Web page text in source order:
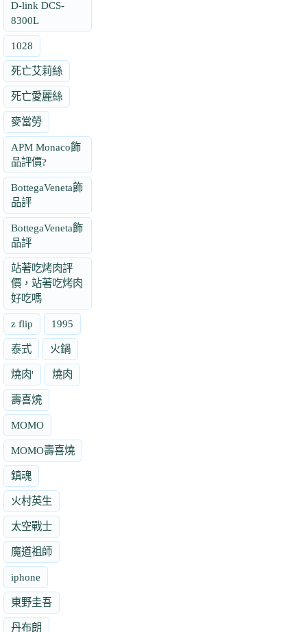
D-link DCS-
8300L
1028
死亡艾莉絲
死亡愛麗絲
麥當勞
APM Monaco飾
品評價?
BottegaVeneta飾
品評
BottegaVeneta飾
品評
站著吃烤肉評
價，站著吃烤肉
好吃嗎
z flip 1995
泰式 火鍋
燒肉' 燒肉
壽喜燒
MOMO
MOMO壽喜燒
鎮魂
火村英生
太空戰士
魔道祖師
iphone
東野圭吾
丹布朗